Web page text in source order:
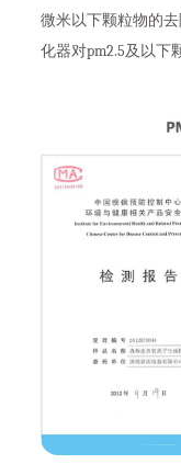
微米以下颗粒物的
化器对pm2.5及以下